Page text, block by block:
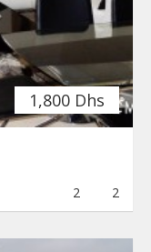
1,800 Dhs
2
2